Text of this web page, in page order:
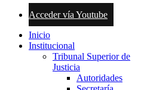
Acceder vía Youtube
Inicio
Institucional
Tribunal Superior de
Justicia
Autoridades